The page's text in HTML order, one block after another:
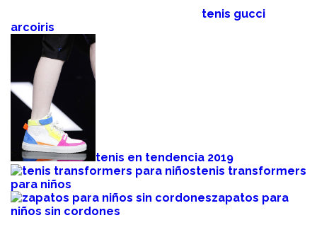
tenis gucci
arcoiris
tenis en tendencia 2019
tenis transformers
para niños
zapatos para
niños sin cordones